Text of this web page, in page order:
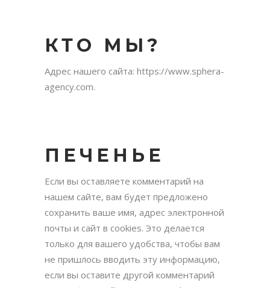
КТО МЫ?
Адрес нашего сайта: https://www.sphera-
agency.com.
ПЕЧЕНЬЕ
Если вы оставляете комментарий на
нашем сайте, вам будет предложено
сохранить ваше имя, адрес электронной
почты и сайт в cookies. Это делается
только для вашего удобства, чтобы вам
не пришлось вводить эту информацию,
если вы оставите другой комментарий